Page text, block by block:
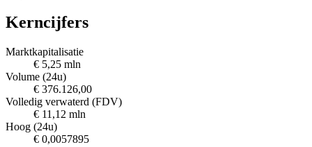
Kerncijfers
Marktkapitalisatie
€ 5,25 mln
Volume (24u)
€ 376.126,00
Volledig verwaterd (FDV)
€ 11,12 mln
Hoog (24u)
€ 0,0057895